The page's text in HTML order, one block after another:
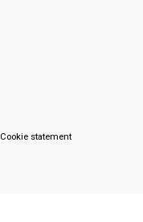
Cookie statement